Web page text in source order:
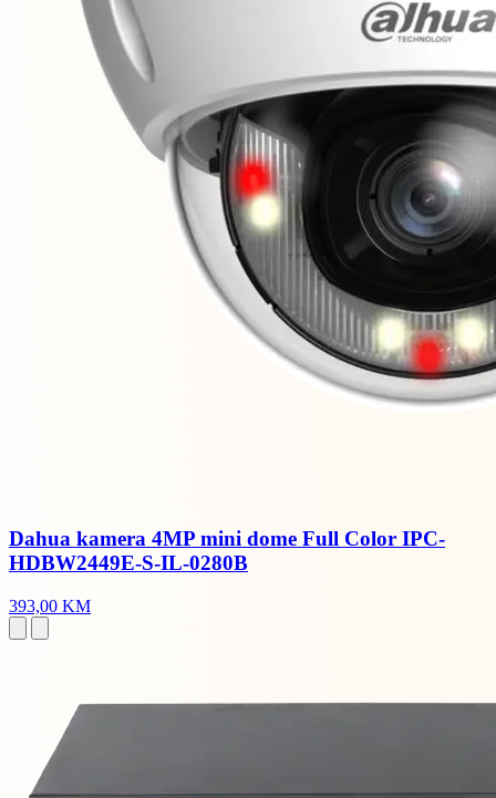
Dahua kamera 4MP mini dome Full Color IPC-
HDBW2449E-S-IL-0280B
393,00 KM